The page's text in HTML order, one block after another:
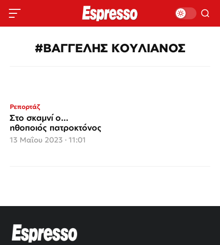
#ΒΑΓΓΕΛΗΣ ΚΟΥΛΙΑΝΟΣ
Ρεπορτάζ
Στο σκαμνί ο...
ηθοποιός πατροκτόνος
13 Μαΐου 2023 · 11:01